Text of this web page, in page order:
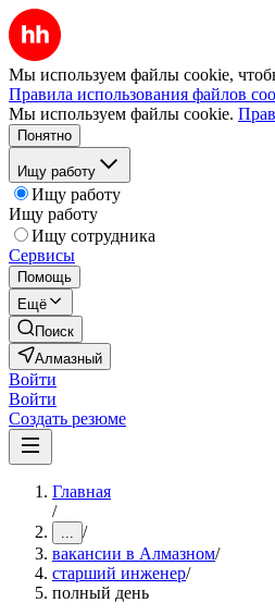
Мы используем файлы cookie,
Правила использования файлов
Мы используем файлы cookie.
Понятно
Ищу работу
Ищу работу
Ищу работу
Ищу сотрудника
Сервисы
Помощь
Ещё
Поиск
Алмазный
Войти
Войти
Создать резюме
Главная
/
... /
вакансии в Алмазном/
старший инженер/
полный день